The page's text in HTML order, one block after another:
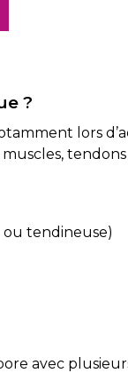
?
lors
tendineuse)
avec